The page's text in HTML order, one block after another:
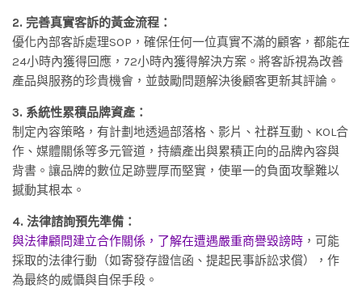
2. 完善真實客訴的黃金流程：
優化內部客訴處理SOP，確保任何一位真實不滿的顧客，都能在
24小時內獲得回應，72小時內獲得解決方案。將客訴視為改善
產品與服務的珍貴機會，並鼓勵問題解決後顧客更新其評論。
3. 系統性累積品牌資產：
制定內容策略，有計劃地透過部落格、影片、社群互動、KOL合
作、媒體關係等多元管道，持續產出與累積正向的品牌內容與
背書。讓品牌的數位足跡豐厚而堅實，使單一的負面攻擊難以
撼動其根本。
4. 法律諮詢預先準備：
與法律顧問建立合作關係，了解在遭遇嚴重商譽毀謗時 ，可能
採取的法律行動（如寄發存證信函、提起民事訴訟求償），作
為最終的威懾與自保手段。